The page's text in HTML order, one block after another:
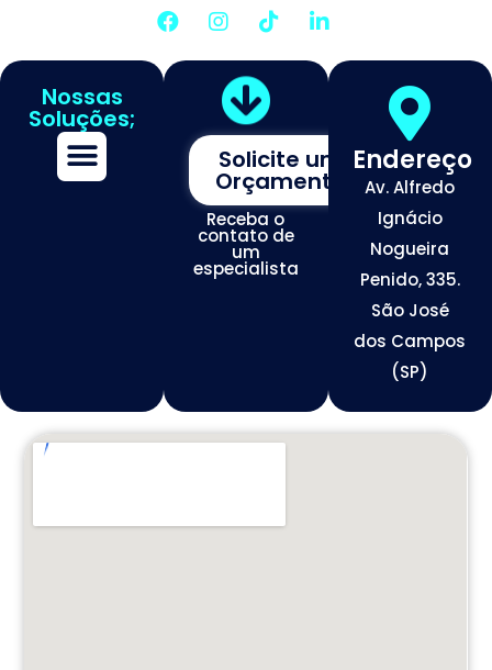
Nossas
Soluções;
Solicite um
Orçamento
Receba o
contato de
um
especialista
Endereço
Av. Alfredo
Ignácio
Nogueira
Penido, 335.
São José
dos Campos
(SP)